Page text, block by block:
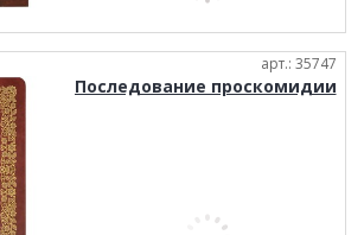
арт.: 35747
Последование проскомидии